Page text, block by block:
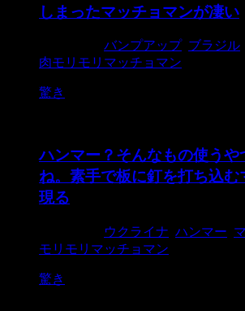
しまったマッチョマンが凄い
バンプアップ, ブラジル
肉モリモリマッチョマン
驚き
ハンマー？そんなもの使うや
ね。素手で板に釘を打ち込む
現る
ウクライナ ハンマー
モリモリマッチョマン
驚き